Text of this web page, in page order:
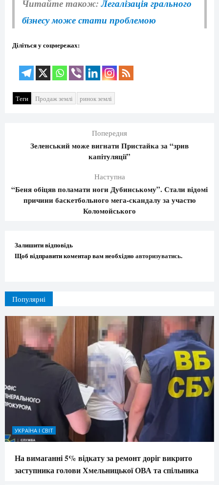
Читайте також:Легалізація грального
бізнесу може стати проблемою
Діліться у соцмережах:
Теги Продаж землі ринок землі
Попередня
Зеленський може вигнати Пристайка за “зрив
капітуляції”
Наступна
“Беня обіцяв поламати ноги Дубинському”. Стали відомі
причини баскетбольного мега-скандалу за участю
Коломойського
Залишити відповідь
Щоб відправити коментар вам необхідно авторизуватись.
Популярні
УКРАЇНА І СВІТ
На вимаганні 5% відкату за ремонт доріг викрито
заступника голови Хмельницької ОВА та спільника